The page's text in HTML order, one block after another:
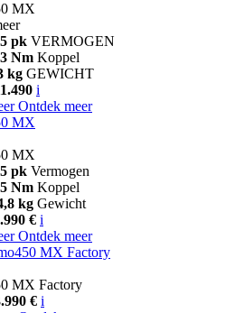
MX
pk VERMOGEN
Nm Koppel
kg GEWICHT
i
Ontdek meer
MX
MX
pk Vermogen
Nm Koppel
kg Gewicht
€ i
Ontdek meer
MX Factory
MX Factory
€ i